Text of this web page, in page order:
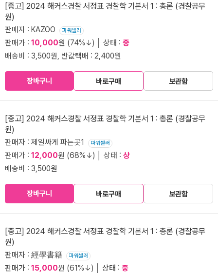
[중고] 2024 해커스경찰 서정표 경찰학 기본서 1 : 총론 (경찰공무
원)
판매자 : KAZOO 파워셀러
판매가 : 10,000원 (74%↓) │ 상태 : 중
배송비 : 3,500원, 반값택배 : 2,400원
장바구니 바로구매 보관함
[중고] 2024 해커스경찰 서정표 경찰학 기본서 1 : 총론 (경찰공무
원)
판매자 : 제일싸게 파는곳1 파워셀러
판매가 : 12,000원 (68%↓) │ 상태 : 상
배송비 : 3,500원
장바구니 바로구매 보관함
[중고] 2024 해커스경찰 서정표 경찰학 기본서 1 : 총론 (경찰공무
원)
판매자 : 經學書籍 파워셀러
판매가 : 15,000원 (61%↓) │ 상태 : 중